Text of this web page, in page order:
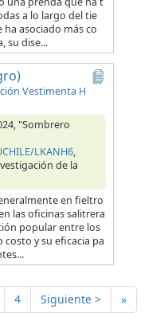
a lo largo del tie
ha asociado más co
su dise...
Vestimenta H
"Sombrero
LKANH6,
de la
en fieltro
las oficinas salitrera
popular entre los
y su eficacia pa
4 Siguiente > »